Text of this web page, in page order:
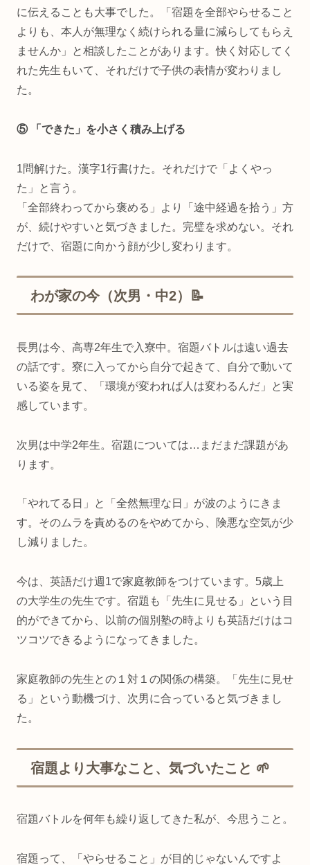
に伝えることも大事でした。「宿題を全部やらせること
よりも、本人が無理なく続けられる量に減らしてもらえ
ませんか」と相談したことがあります。快く対応してく
れた先生もいて、それだけで子供の表情が変わりまし
た。
⑤ 「できた」を小さく積み上げる
1問解けた。漢字1行書けた。それだけで「よくやっ
た」と言う。
「全部終わってから褒める」より「途中経過を拾う」方
が、続けやすいと気づきました。完璧を求めない。それ
だけで、宿題に向かう顔が少し変わります。
わが家の今（次男・中2）📝
長男は今、高専2年生で入寮中。宿題バトルは遠い過去
の話です。寮に入ってから自分で起きて、自分で動いて
いる姿を見て、「環境が変われば人は変わるんだ」と実
感しています。
次男は中学2年生。宿題については…まだまだ課題があ
ります。
「やれてる日」と「全然無理な日」が波のようにきま
す。そのムラを責めるのをやめてから、険悪な空気が少
し減りました。
今は、英語だけ週1で家庭教師をつけています。5歳上
の大学生の先生です。宿題も「先生に見せる」という目
的ができてから、以前の個別塾の時よりも英語だけはコ
ツコツできるようになってきました。
家庭教師の先生との１対１の関係の構築。「先生に見せ
る」という動機づけ、次男に合っていると気づきまし
た。
宿題より大事なこと、気づいたこと 🌱
宿題バトルを何年も繰り返してきた私が、今思うこと。
宿題って、「やらせること」が目的じゃないんですよ